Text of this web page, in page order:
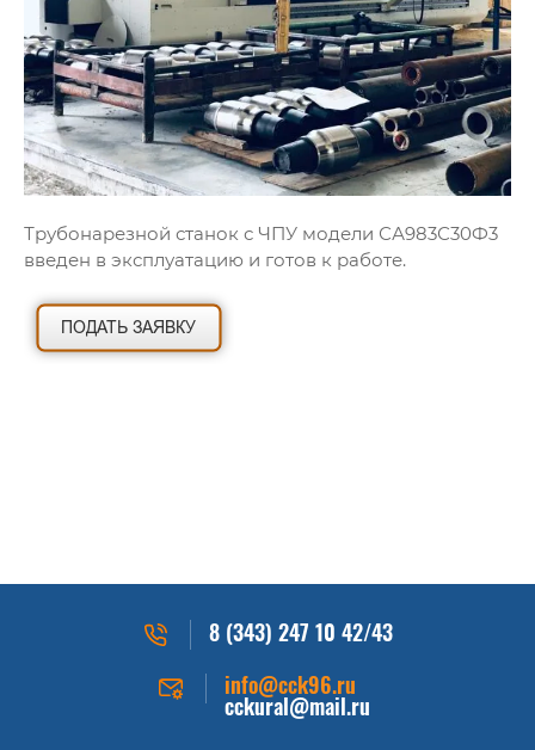
Трубонарезной станок с ЧПУ модели СА983С30Ф3
введен в эксплуатацию и готов к работе.
info@cck96.ru
cckural@mail.ru
8 (343) 247 10 42/43